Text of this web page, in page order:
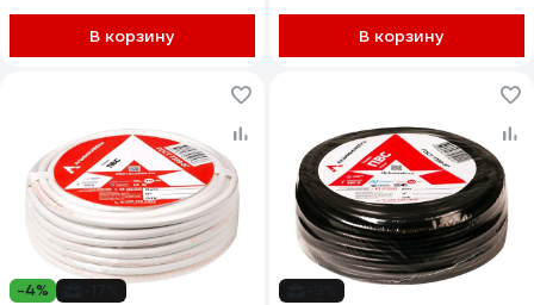
В корзину В корзину
-4%